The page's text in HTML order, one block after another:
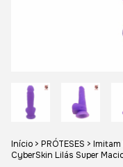
Início > PRÓTESES > Imitam
CyberSkin Lilás Super